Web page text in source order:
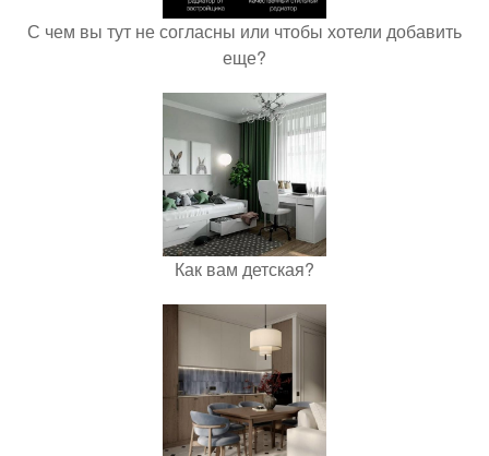
С чем вы тут не согласны или чтобы хотели добавить
еще?
Как вам детская?